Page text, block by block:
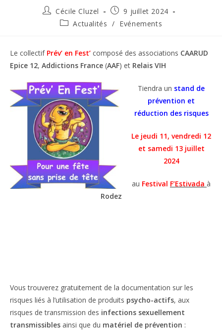
Auteur/autrice
Cécile Cluzel
Publication
publiée :
9 juillet 2024
PostActualités / Evénements
Le collectif Prév’ en Fest’ composé des associations CAARUD
Epice 12, Addictions France (AAF) et Relais VIH
Tiendra un stand de
prévention et
réduction des risques
Le jeudi 11, vendredi 12
et samedi 13 juillet
2024
au Festival F’Estivada à
Rodez
Vous trouverez gratuitement de la documentation sur les
risques liés à l’utilisation de produits psycho-actifs, aux
risques de transmission des infections sexuellement
transmissibles ainsi que du matériel de prévention :